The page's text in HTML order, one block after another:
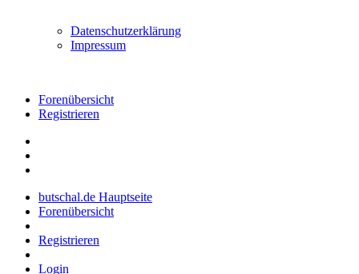
Datenschutzerklärung
Impressum
Forenübersicht
Registrieren
butschal.de Hauptseite
Forenübersicht
Registrieren
Login